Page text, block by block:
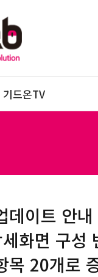
기드온TV
이트 안
화면 구성
목 20개로